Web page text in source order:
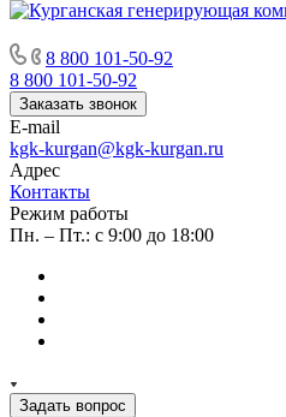
8 800 101-50-92
8 800 101-50-92
Заказать звонок
E-mail
kgk-kurgan@kgk-kurgan.ru
Адрес
Контакты
Режим работы
Пн. – Пт.: с 9:00 до 18:00
Задать вопрос